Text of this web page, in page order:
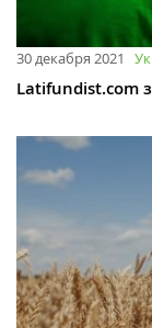
30 декабря 2021
Latifundist.com